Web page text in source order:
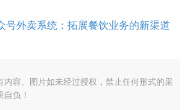
号外卖系统：拓展餐饮业务的新渠道
内容、图片如未经过授权，禁止任何形式的采
负！